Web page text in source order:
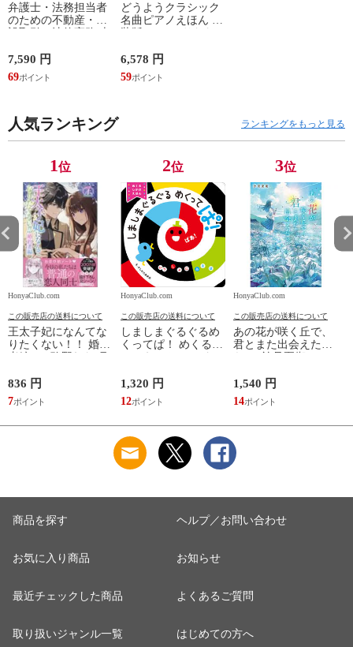
弁護士・法務担当者
のための不動産・建
開発、設計・監理、
建設請負 第２版 /富
田裕 小里佳嵩
7,590 円
69
どうようクラシック
名曲ピアノえほん 新
ワシマミワコ
6,578 円
59
人気ランキング ランキングをもっと見る
1位
HonyaClub.com
この販売店の送料について
王太子妃になんてな
りたくない！！ 婚約
836 円
7
2位
HonyaClub.com
この販売店の送料について
しましまぐるぐるめ
くってぱ！ めくるし
1,320 円
12
3位
HonyaClub.com
この販売店の送料について
あの花が咲く丘で、
君とまた出会えた
1,540 円
14
商品を探す
お気に入り商品
最近チェックした商品
取り扱いジャンル一覧
ヘルプ／お問い合わせ
お知らせ
よくあるご質問
はじめての方へ